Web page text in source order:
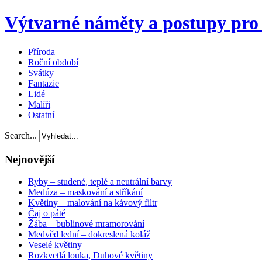
Výtvarné náměty a postupy
Příroda
Roční období
Svátky
Fantazie
Lidé
Malíři
Ostatní
Search...
Nejnovější
Ryby – studené, teplé a neutrální barvy
Medúza – maskování a stříkání
Květiny – malování na kávový filtr
Čaj o páté
Žába – bublinové mramorování
Medvěd lední – dokreslená koláž
Veselé květiny
Rozkvetlá louka, Duhové květiny